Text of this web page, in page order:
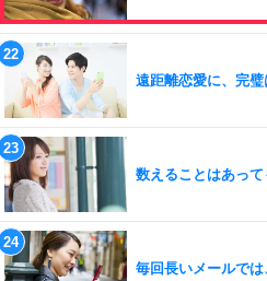
遠距離恋愛に、完璧
数えることはあって
毎回長いメールでは